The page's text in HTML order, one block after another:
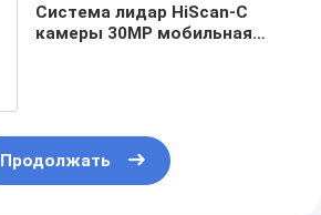
Система лидар HiScan-C
камеры 30MP мобильная
Продолжать